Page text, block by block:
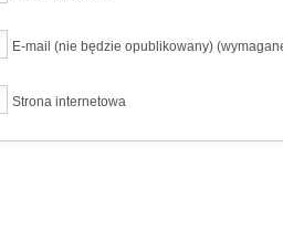
E-mail (nie będzie opublikowany)
Strona internetowa